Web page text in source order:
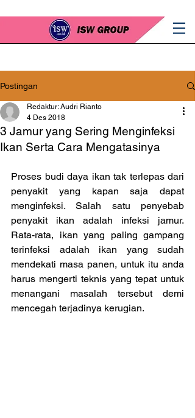
Postingan
3 Jamur yang Sering Menginfeksi
Ikan Serta Cara Mengatasinya
Redaktur: Audri Rianto
4 Des 2018
Proses budi daya ikan tak terlepas dari
penyakit yang kapan saja dapat
menginfeksi. Salah satu penyebab
penyakit ikan adalah infeksi jamur.
Rata-rata, ikan yang paling gampang
terinfeksi adalah ikan yang sudah
mendekati masa panen, untuk itu anda
harus mengerti teknis yang tepat untuk
menangani masalah tersebut demi
mencegah terjadinya kerugian.